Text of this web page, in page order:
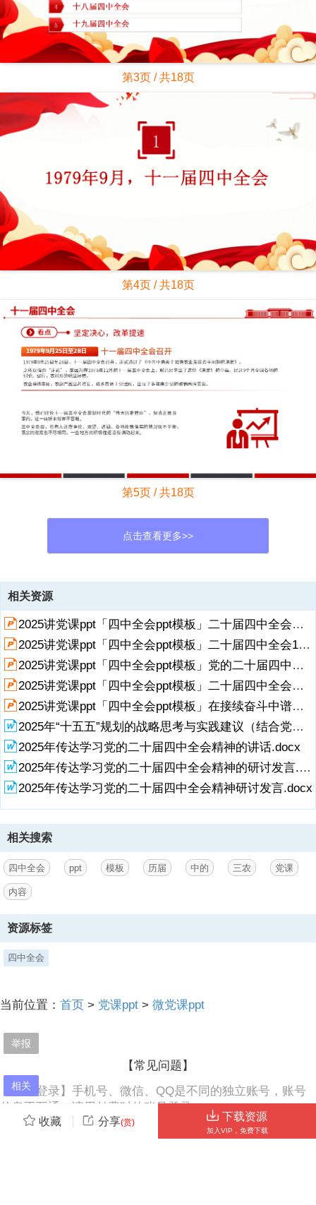
收藏 分享(赏) 下载资源
加入VIP，免费下载
相关
举报
第3页 / 共18页
第4页 / 共18页
第5页 / 共18页
点击查看更多>>
资源描述
1、历届四中全会中的“三农”,二十届四中全会将审议中共中央关于制定
国民经济和社会发展第十五个五年规划的建议,10月20日至23日,党的二
十届四中全会在北京召开。这次会议之所以受到各方广泛关注，因为它
将对未来五年，中国经济和社会发展的走向有一个系统性描绘，会上将
审议中共中央关于制定国民经济和社会发展第十五个五年规划的建议。
这一走向，不仅关乎中国，也会影响世界；不仅表现在国家宏观叙事
上，也直接关系到亿万老百姓具体细微的生活。党的二十届四中全会会
期4天，从10月20日到23日。回顾历届四中全会，从召开时间上看，多
处于承上启下的关键年份。具体时间大多在9月份，十八大以来的三届
都在10月份。从主题来看，涉及
2、经济发展、党内建设、人事调整等关系党和国家发展的重大主题，
会议的主题和重要决定也都具有重大的历史意义。历届四中全会上，出
台了许多对“三农”产生深远影响的重大决策。在这会期等待时刻，先一
起来回顾一下历届四中全会中的“三农”。,前 言,目录,十一届四中全会,十
二届四中全会,十六届四中全会,十八届四中全会,十九届四中全会,1,1979
年9月，十一届四中全会,坚定决心，改革提速,1979年9月25日至28日，
十一届四中全会召开，正式通过了中共中央关于加快农业发展若干问题
的决定。之所以强调“正式”，是因为在1978年12月的十一届三中全会
上，就已经拿出了这份决定的草案。经过9个月全国各地的讨论、试
行，农
3、村形势明显好转。农业获得丰收，农副产品显著增长，城乡市场十
天，我们评价十一届三中全会是划时代的“伟大历史转折”，但真正置身
事内，这一转折来得并不容易。三中全会后，也有人还在争论、观望、
案作了必要的修改完善，传递改革的坚定决心。农村改革由此提速。决
集市贸易应予鼓励扶持”等，为日后改革农产品流通体制、废除统购派
购制度，埋下了伏笔。会上总结的许多经验
4、，“一定要按自然规律和经济规律办事，按照群众利益办事”“一定要
坚定不移地执行以农业为基础的方针”“各项建设事业的发展，首先要考
虑农业的负担能力”等，直到今天依然是我们党领导经济工作的重要原
则。,2,1985年9月，十二届四中全会,“七五”计划,农村改革取得了巨大成
功，农业生产迅速恢复，乡镇企业异军突起，城市经济改革拉开序幕。,
展开阅读全文
相关资源
2025讲党课ppt「四中全会ppt模板」二十届四中全会主要议程党课ppt模板「带完整内容」.pptx
2025讲党课ppt「四中全会ppt模板」二十届四中全会10月20日至23日召开党课ppt模板「带完整内容」.pptx
2025讲党课ppt「四中全会ppt模板」党的二十届四中全会前瞻党课ppt模板【含完整内容】.pptx
2025讲党课ppt「四中全会ppt模板」二十届四中全会开启中国经济新篇章党课ppt模板【含完整内容】.pptx
2025讲党课ppt「四中全会ppt模板」在接续奋斗中谱写中国式现代化新篇章二十届四中全会主题党课ppt模板【含完整内容】.pptx
2025年“十五五”规划的战略思考与实践建议（结合党的二十届四中全会精神）.docx
2025年传达学习党的二十届四中全会精神的讲话.docx
2025年传达学习党的二十届四中全会精神的研讨发言.docx
2025年传达学习党的二十届四中全会精神研讨发言.docx
相关搜索
四中全会 ppt 模板 历届 中的 三农 党课
内容
资源标签
四中全会
当前位置： 首页 > 党课ppt > 微党课ppt
【常见问题】
【不能登录】手机号、微信、QQ是不同的独立账号，账号
信息不互通；请用付费时的账号登录。
【更多问题】请将您的用户ID或付款订单号截图（打开微信